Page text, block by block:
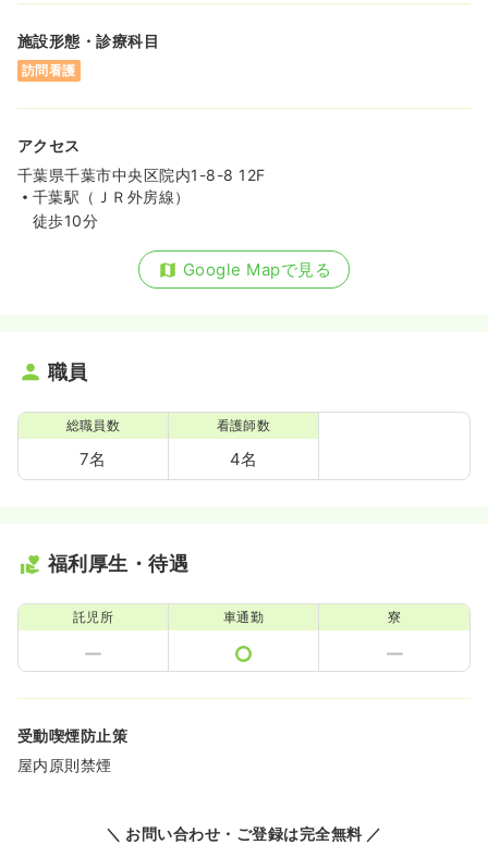
施設形態・診療科目
訪問看護
アクセス
千葉県千葉市中央区院内1-8-8 12F
千葉駅（ＪＲ外房線）
徒歩10分
Google Mapで見る
職員
総職員数
7名
看護師数
4名
福利厚生・待遇
託児所 車通勤 寮
受動喫煙防止策
屋内原則禁煙
＼ お問い合わせ・ご登録は完全無料 ／